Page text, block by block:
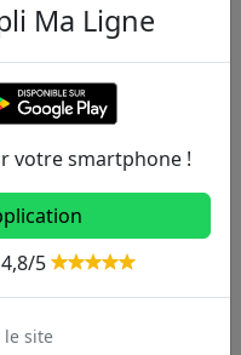
E
N
Ma Ligne
votre smartphone !
5
site